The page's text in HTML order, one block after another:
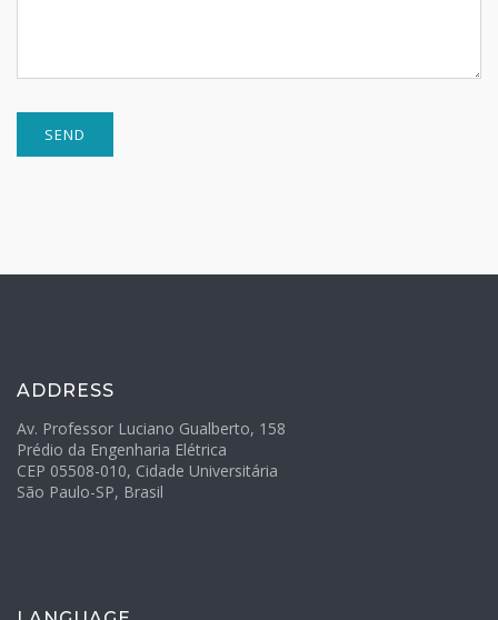
ADDRESS
Av. Professor Luciano Gualberto, 158
Prédio da Engenharia Elétrica
CEP 05508-010, Cidade Universitária
São Paulo-SP, Brasil